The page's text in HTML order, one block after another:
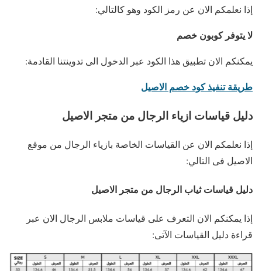
إذا نعلمكم الان عن رمز الكود وهو كالتالي:
لا يتوفر كوبون خصم
يمكنكم الان تطبيق هذا الكود عبر الدخول الى تدوينتنا القادمة:
طريقة تنفيذ كود خصم الاصيل
دليل قياسات ازياء الرجال من متجر الاصيل
إذا نعلمكم الان عن القياسات الخاصة بازياء الرجال من موقع
الاصيل فى التالي:
دليل قياسات ثياب الرجال من متجر الاصيل
إذا يمكنكم الان التعرف على قياسات ملابس الرجال الان عبر
قراءة دليل القياسات الآتى: